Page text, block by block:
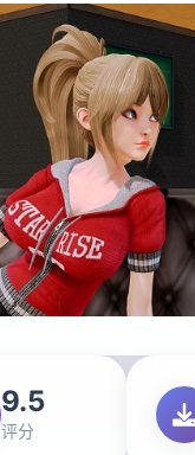
9.5
评分